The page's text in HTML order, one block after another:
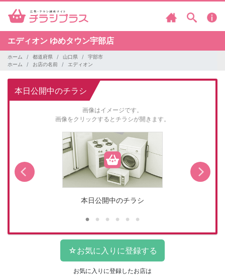
エディオン ゆめタウン宇部店
ホーム 都道府県 山口県
宇部市
ホーム
お店の名前 エディオン
本日公開中のチラシ
画像はイメージです。
画像をクリックするとチラシが開きます。
本日公開中のチラシ
お気に入りに登録したお店は